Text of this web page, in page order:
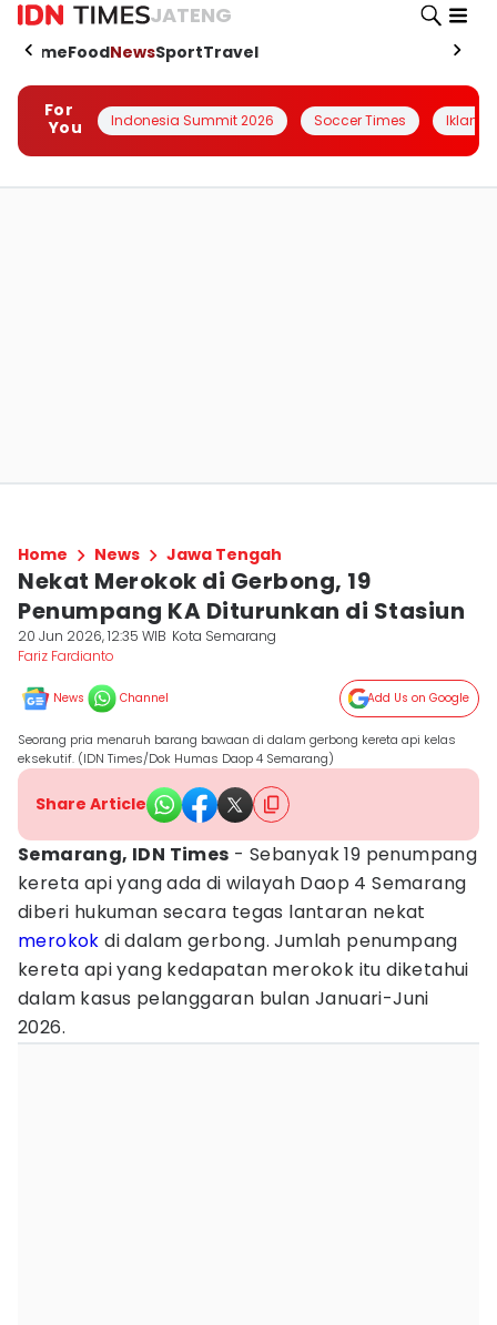
JATENG
HomeFoodNewsSportTravel
For
You
Indonesia Summit 2026 Soccer Times Iklanin
Home News Jawa Tengah
Nekat Merokok di Gerbong, 19
Penumpang KA Diturunkan di Stasiun
20 Jun 2026, 12:35 WIB Kota Semarang
Fariz Fardianto
News Channel Add Us on Google
Seorang pria menaruh barang bawaan di dalam gerbong kereta api kelas
eksekutif. (IDN Times/Dok Humas Daop 4 Semarang)
Share Article
Semarang, IDN Times - Sebanyak 19 penumpang
kereta api yang ada di wilayah Daop 4 Semarang
diberi hukuman secara tegas lantaran nekat
merokok di dalam gerbong. Jumlah penumpang
kereta api yang kedapatan merokok itu diketahui
dalam kasus pelanggaran bulan Januari-Juni
2026.